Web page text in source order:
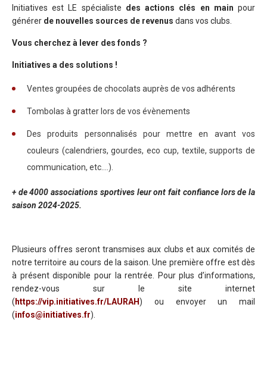
Initiatives est LE spécialiste des actions clés en main pour
générer de nouvelles sources de revenus dans vos clubs.
Vous cherchez à lever des fonds ?
Initiatives a des solutions !
Ventes groupées de chocolats auprès de vos adhérents
Tombolas à gratter lors de vos évènements
Des produits personnalisés pour mettre en avant vos
couleurs (calendriers, gourdes, eco cup, textile, supports de
communication, etc….).
+ de 4000 associations sportives leur ont fait confiance lors de la
saison 2024-2025.
Plusieurs offres seront transmises aux clubs et aux comités de
notre territoire au cours de la saison. Une première offre est dès
à présent disponible pour la rentrée. Pour plus d’informations,
rendez-vous sur le site internet
( https://vip.initiatives.fr/LAURAH) ou envoyer un mail
(infos@initiatives.fr).